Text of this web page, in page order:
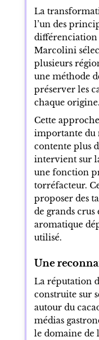
La
l’un des
différenciation
Marcolini
plusieurs
une méthode
préserver les
chaque origine.
Cette
importante du
contente plus
intervient sur
une fonction
torréfacteur.
proposer des
de grands
aromatique
utilisé.
Une
La réputation
construite sur
autour du
médias
le domaine de